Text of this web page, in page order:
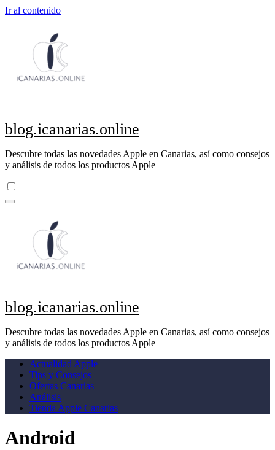
Ir al contenido
blog.icanarias.online
Descubre todas las novedades Apple en Canarias, así como consejos
y análisis de todos los productos Apple
blog.icanarias.online
Descubre todas las novedades Apple en Canarias, así como consejos
y análisis de todos los productos Apple
Actualidad Apple
Tips y Consejos
Ofertas Canarias
Análisis
Tienda Apple Canarias
Android